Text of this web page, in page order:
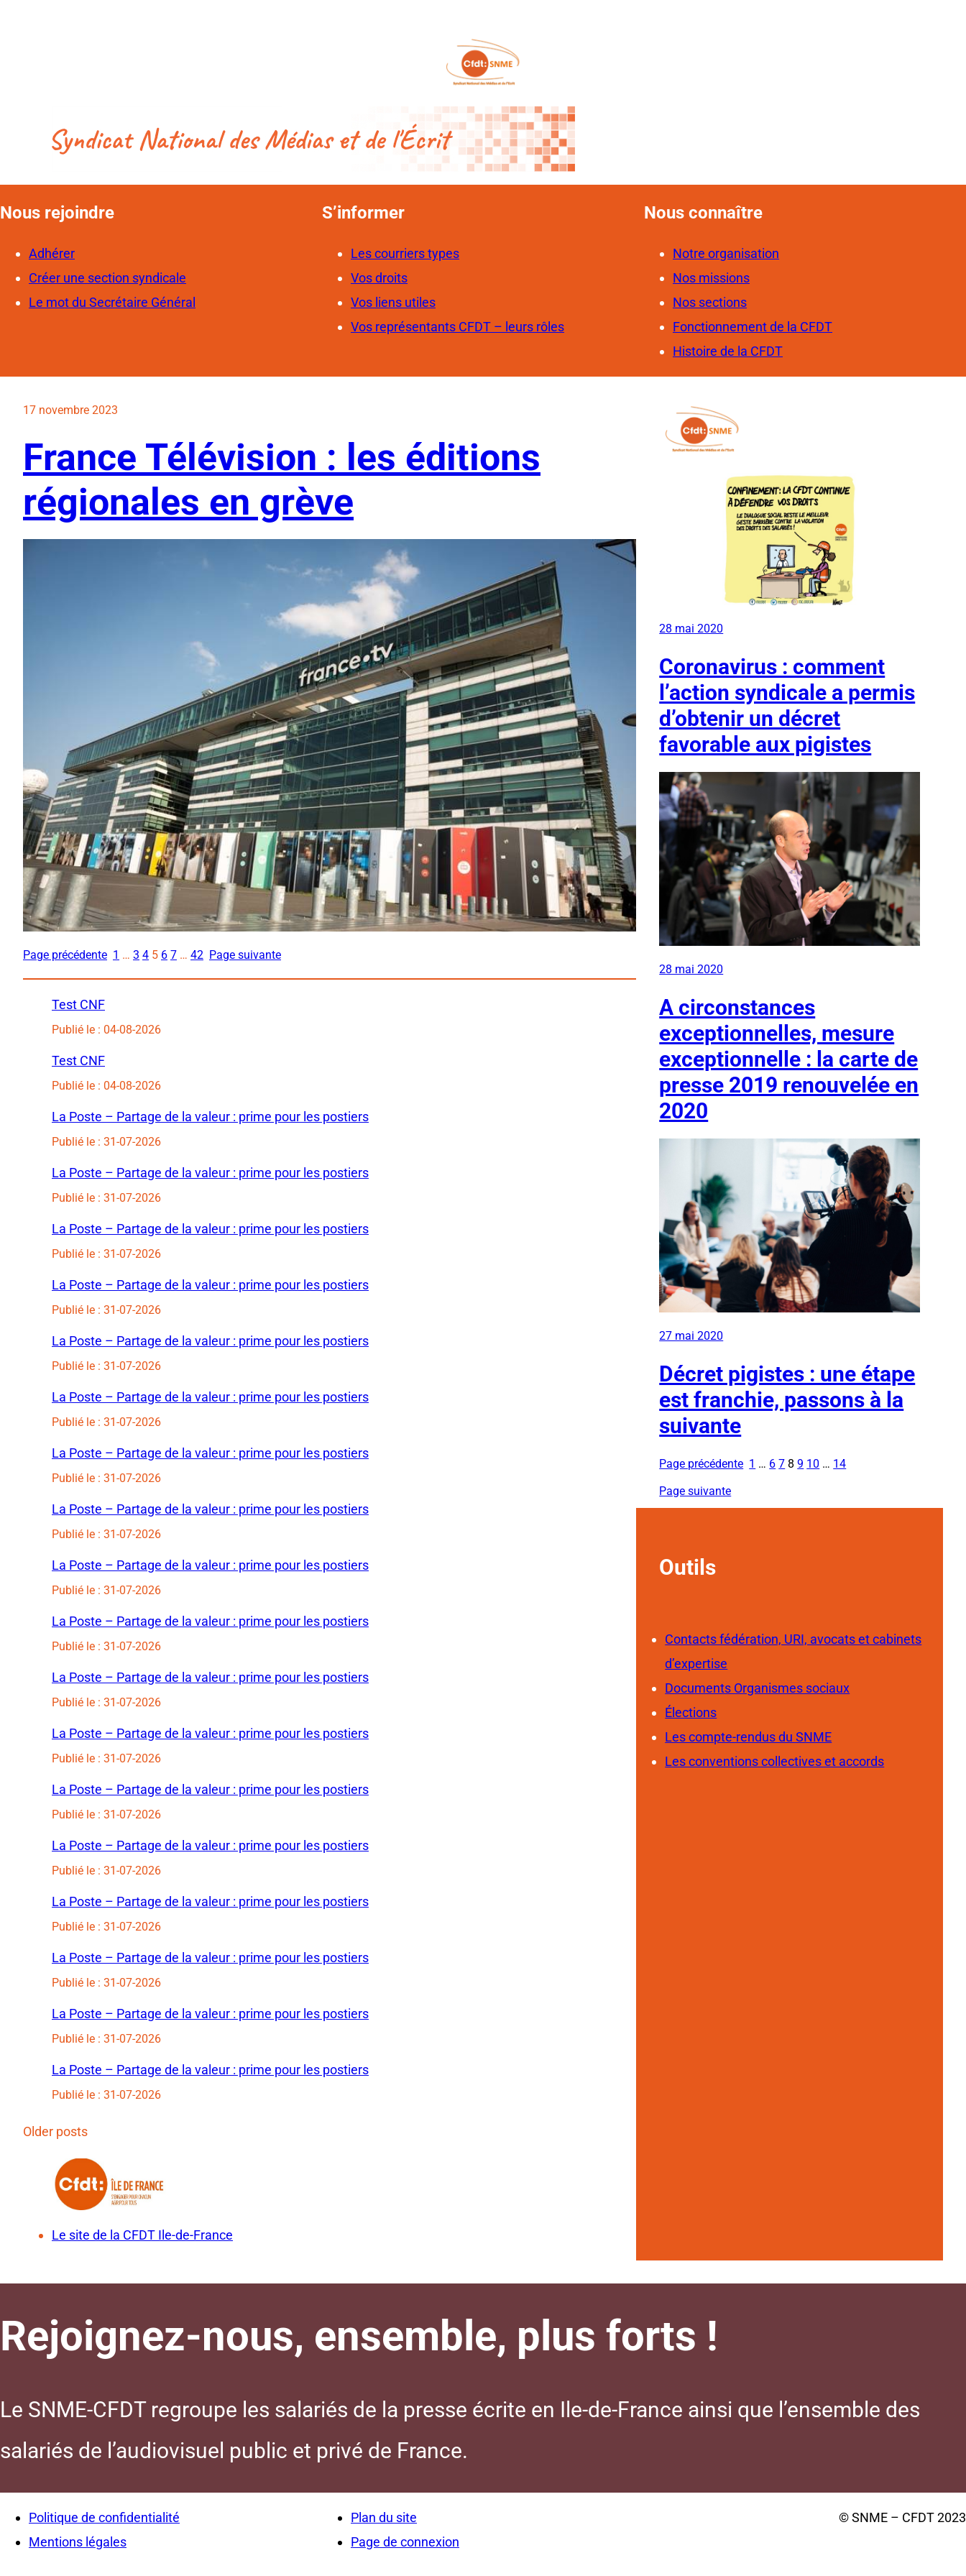
Nous rejoindre
Adhérer
Créer une section syndicale
Le mot du Secrétaire Général
S’informer
Les courriers types
Vos droits
Vos liens utiles
Vos représentants CFDT – leurs rôles
Nous connaître
Notre organisation
Nos missions
Nos sections
Fonctionnement de la CFDT
Histoire de la CFDT
17 novembre 2023
France Télévision : les éditions
régionales en grève
Page précédente 1 … 3 4 5 6 7 … 42 Page suivante
Test CNF
Publié le : 04-08-2026
Test CNF
Publié le : 04-08-2026
La Poste – Partage de la valeur : prime pour les postiers
Publié le : 31-07-2026
La Poste – Partage de la valeur : prime pour les postiers
Publié le : 31-07-2026
La Poste – Partage de la valeur : prime pour les postiers
Publié le : 31-07-2026
La Poste – Partage de la valeur : prime pour les postiers
Publié le : 31-07-2026
La Poste – Partage de la valeur : prime pour les postiers
Publié le : 31-07-2026
La Poste – Partage de la valeur : prime pour les postiers
Publié le : 31-07-2026
La Poste – Partage de la valeur : prime pour les postiers
Publié le : 31-07-2026
La Poste – Partage de la valeur : prime pour les postiers
Publié le : 31-07-2026
La Poste – Partage de la valeur : prime pour les postiers
Publié le : 31-07-2026
La Poste – Partage de la valeur : prime pour les postiers
Publié le : 31-07-2026
La Poste – Partage de la valeur : prime pour les postiers
Publié le : 31-07-2026
La Poste – Partage de la valeur : prime pour les postiers
Publié le : 31-07-2026
La Poste – Partage de la valeur : prime pour les postiers
Publié le : 31-07-2026
La Poste – Partage de la valeur : prime pour les postiers
Publié le : 31-07-2026
La Poste – Partage de la valeur : prime pour les postiers
Publié le : 31-07-2026
La Poste – Partage de la valeur : prime pour les postiers
Publié le : 31-07-2026
La Poste – Partage de la valeur : prime pour les postiers
Publié le : 31-07-2026
La Poste – Partage de la valeur : prime pour les postiers
Publié le : 31-07-2026
Older posts
Le site de la CFDT Ile-de-France
28 mai 2020
Coronavirus : comment
l’action syndicale a permis
d’obtenir un décret
favorable aux pigistes
28 mai 2020
A circonstances
exceptionnelles, mesure
exceptionnelle : la carte de
presse 2019 renouvelée en
2020
27 mai 2020
Décret pigistes : une étape
est franchie, passons à la
suivante
Page précédente 1 … 6 7 8 9 10 … 14
Page suivante
Outils
Contacts fédération, URI, avocats et cabinets
d’expertise
Documents Organismes sociaux
Élections
Les compte-rendus du SNME
Les conventions collectives et accords
Rejoignez-nous, ensemble, plus forts !
Le SNME-CFDT regroupe les salariés de la presse écrite en Ile-de-France ainsi que l’ensemble des
salariés de l’audiovisuel public et privé de France.
Politique de confidentialité
Mentions légales
Plan du site
Page de connexion
© SNME – CFDT 2023